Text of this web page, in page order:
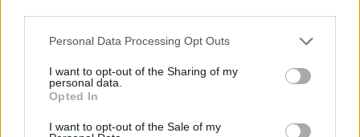
Personal Data Processing Opt Outs
I want to opt-out of the Sharing of my
personal data.
Opted In
I want to opt-out of the Sale of my
O D A
R
O R A
R